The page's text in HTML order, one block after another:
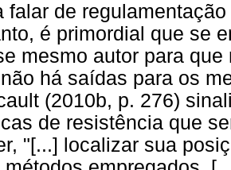
falar de
é primordial que se
mesmo autor para
há saídas para os
(2010b, p. 276)
de resistência que
"[...] localizar sua